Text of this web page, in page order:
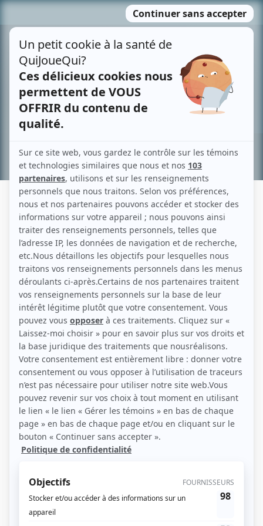
MENU
contenu
Recherche avancée »
LUC SICARD
Liens
Fiche de Luc Sicard sur Showbizz.net
Récompenses
Séries ou téléromans
Prix Gémeaux 2002 - Meilleure musique originale dramatique - La vie la vie
Prix Gémeaux 2002 - Meilleur thème musical original toutes catégories - La
vie la vie
Prix Gémeaux 2001 - Meilleure musique originale pour une émission ou une
série dramatique ou documentaire - La vie la vie
Contributions
Dérive
Musicien
NousMusicien
Piégés Musicien
Musicien
Musicien